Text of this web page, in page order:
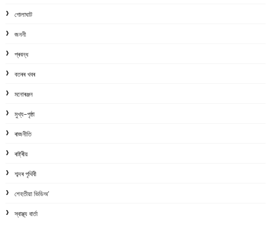
গোলাঘাট
জননী
প্ৰবন্ধ
বতৰৰ খবৰ
মনোৰঞ্জন
মুখ্য-পৃষ্ঠা
ৰাজনীতি
ৰাষ্ট্ৰীয়
শব্দৰ পৃথিবী
শেহতীয়া ভিডিঅ’
স্বাস্থ্য বাৰ্তা